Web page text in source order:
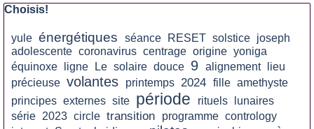
Sauter le bloc Choisis!
Choisis!
yule énergétiques séance RESET solstice joseph
adolescente coronavirus centrage origine yoniga
équinoxe
ligne Le solaire douce 9 alignement
lieu
précieuse volantes printemps 2024 fille amethyste
principes externes site période rituels
lunaires
série 2023 circle transition programme contrology